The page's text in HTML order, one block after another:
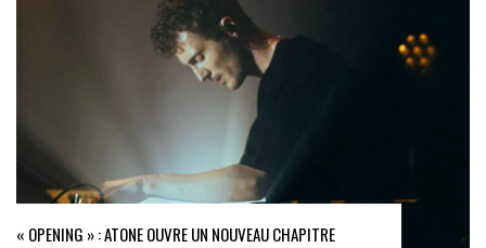
« OPENING » : ATONE OUVRE UN NOUVEAU CHAPITRE